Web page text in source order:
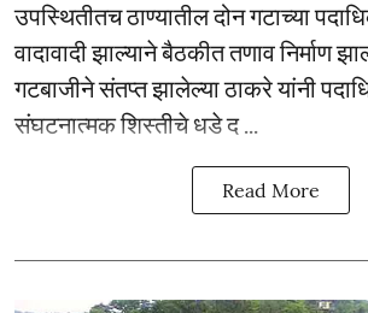
उपस्थितीतच ठाण्यातील दोन गटाच्या
वादावादी झाल्याने बैठकीत तणाव निर्माण
गटबाजीने संतप्त झालेल्या ठाकरे यांनी
संघटनात्मक शिस्तीचे धडे द ...
Read More